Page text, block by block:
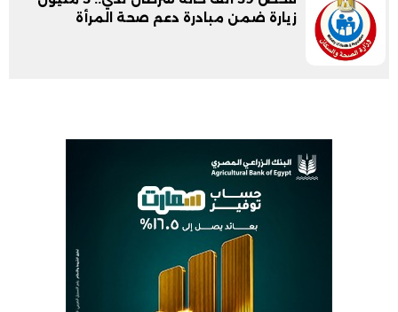
زيارة ضمن مبادرة دعم صحة المرأة